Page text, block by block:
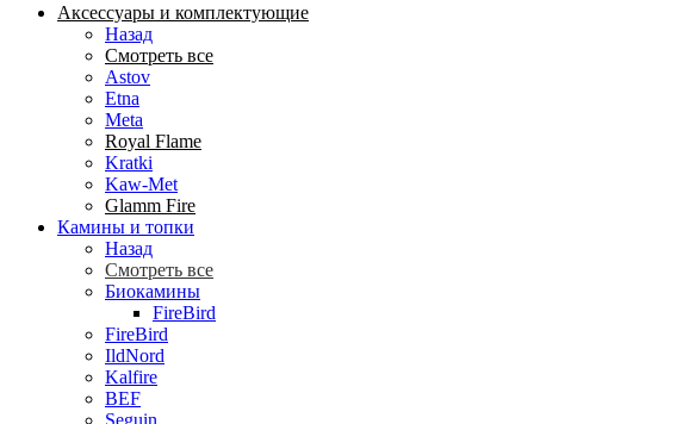
Аксессуары и комплектующие
Назад
Смотреть все
Astov
Etna
Meta
Royal Flame
Kratki
Kaw-Met
Glamm Fire
Камины и топки
Назад
Смотреть все
Биокамины
FireBird
FireBird
IldNord
Kalfire
BEF
Seguin